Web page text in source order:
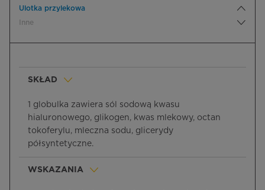
Ulotka przylekowa
Inne
SKŁAD
1 globulka zawiera sól sodową kwasu
hialuronowego, glikogen, kwas mlekowy, octan
tokoferylu, mleczna sodu, glicerydy
półsyntetyczne.
WSKAZANIA